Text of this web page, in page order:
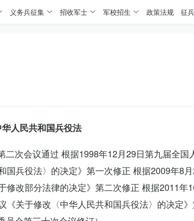
义务兵征集 招收军士 军校招生 政策法规 征
华人民共和国兵役法
二次会议通过 根据1998年12月29日第九届全国
兵役法〉的决定》第一次修正 根据2009年8
修改部分法律的决定》第二次修正 根据2011年
关于修改〈中华人民共和国兵役法〉的决定